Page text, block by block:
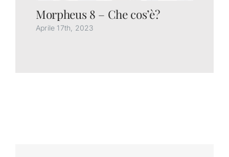
Morpheus 8 – Che cos’è?
Aprile 17th, 2023